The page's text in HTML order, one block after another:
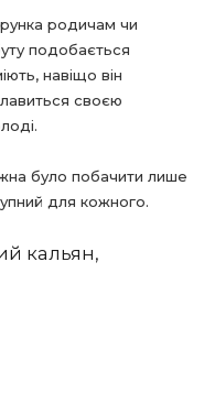
родичам чи
подобається
навіщо він
своєю
було побачити лише
для кожного.
кальян,